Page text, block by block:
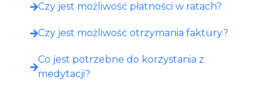
Czy jest możliwość płatności w ratach?
Czy jest możliwość otrzymania faktury?
Co jest potrzebne do korzystania z
medytacji?